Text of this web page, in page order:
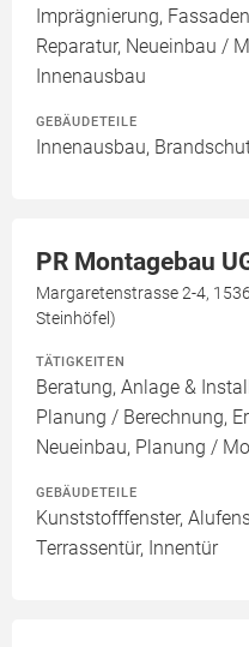
Imprägnierung,
Reparatur, Neueinbau /
Innenausbau
GEBÄUDETEILE
Innenausbau,
PR Montagebau
Margaretenstrasse 2-4,
Steinhöfel)
TÄTIGKEITEN
Beratung, Anlage &
Planung / Berechnung,
Neueinbau, Planung /
GEBÄUDETEILE
Kunststofffenster,
Terrassentür, Innentür